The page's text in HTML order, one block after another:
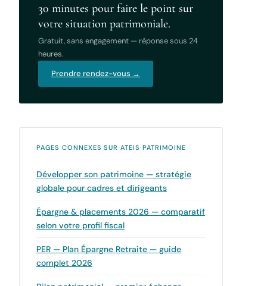
30 minutes pour faire le point sur
votre situation patrimoniale.
Gratuit, sans engagement — réponse sous 24
heures.
Prendre rendez-vous →
PAGES CONNEXES SUR ATEIS PATRIMOINE
Développer son patrimoine — stratégie
globale pour cadres et dirigeants
Épargne & placements 2026 — comparatif
selon votre profil fiscal
PER — Plan Épargne Retraite — guide
complet 2026